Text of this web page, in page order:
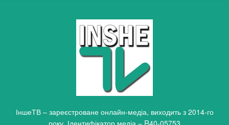
ІншеТВ – зареєстроване онлайн-медіа, виходить з 2014-го
року. Ідентифікатор медіа – R40-05753